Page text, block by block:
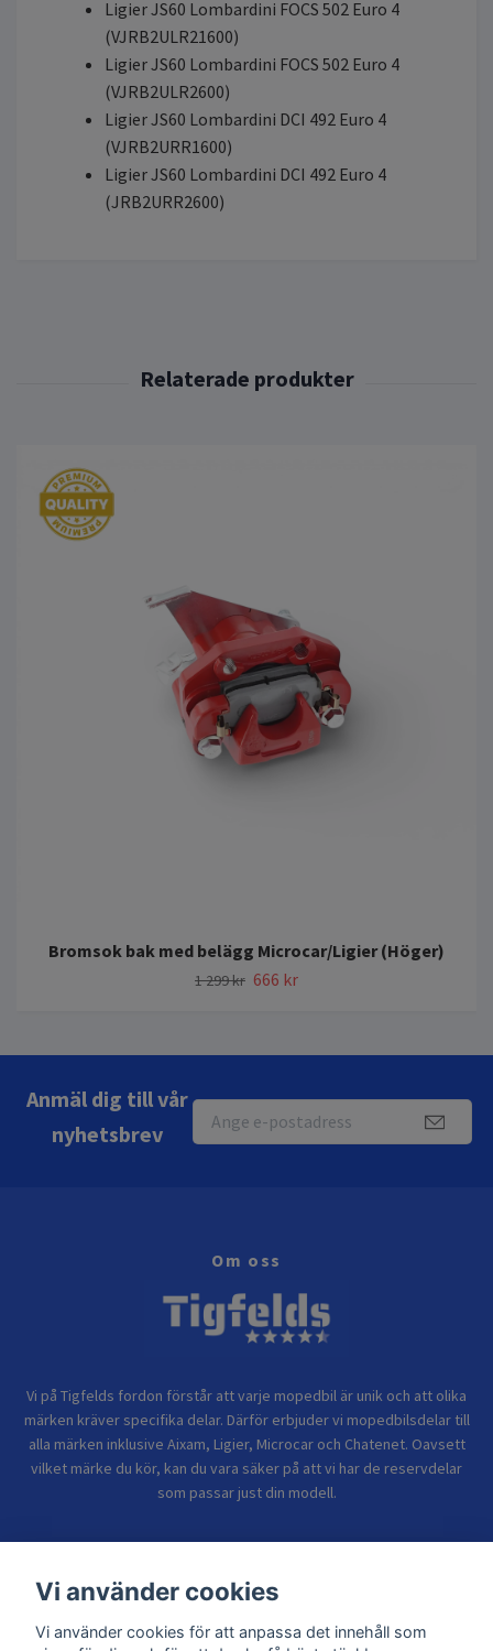
Ligier JS60 Lombardini FOCS 502 Euro 4
(VJRB2ULR21600)
Ligier JS60 Lombardini FOCS 502 Euro 4
(VJRB2ULR2600)
Ligier JS60 Lombardini DCI 492 Euro 4
(VJRB2URR1600)
Ligier JS60 Lombardini DCI 492 Euro 4
(JRB2URR2600)
Bromsok bak med belägg Microcar/Ligier (Höger)
1 299 kr 666 kr
Anmäl dig till vår
nyhetsbrev
Om oss
Vi på Tigfelds fordon förstår att varje mopedbil är unik och att olika
märken kräver specifika delar. Därför erbjuder vi mopedbilsdelar till
alla märken inklusive Aixam, Ligier, Microcar och Chatenet. Oavsett
vilket märke du kör, kan du vara säker på att vi har de reservdelar
som passar just din modell.
Sidor
Vi använder cookies
Vi använder cookies för att anpassa det innehåll som